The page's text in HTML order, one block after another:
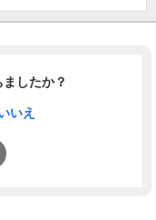
したか？
いえ